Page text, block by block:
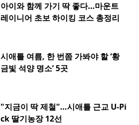
아이와 함께 가기 딱 좋다…마운트
레이니어 초보 하이킹 코스 총정리
시애틀 여름, 한 번쯤 가봐야 할 ‘황
금빛 석양 명소’ 5곳
"지금이 딱 제철"…시애틀 근교 U-Pi
ck 딸기농장 12선